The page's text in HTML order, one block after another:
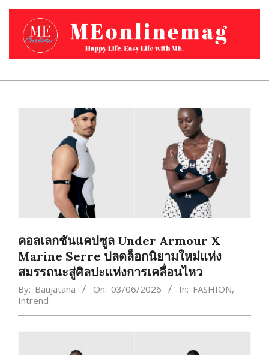
Skip
content
Primary
คอลเลกชันแคปซูล Under Armour X
Marine Serre ปลดล็อกนิยามใหม่แห่ง
สมรรถนะสู่ศิลปะแห่งการเคลื่อนไหว
By: Baujatana On: 03/06/2026 In: FASHION,
Intrend